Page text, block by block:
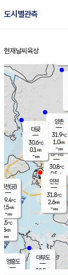
도시별관측
홈
현재날씨 육상
의도
℃
m/s
mm
영흥도
대부도
28.5
경서동
30.8℃
0.5 m/s
-mm
대곶
30.6℃
0.1 m/s
-mm
양촌
31.9℃
1.0m/s
-mm
인천(공)
29.4℃
2.5m/s
-mm
인천
31.8℃
2.6m/s
-mm